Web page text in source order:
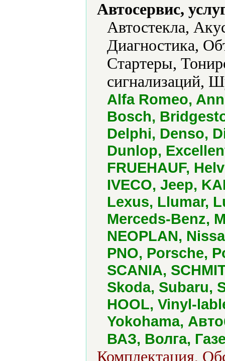
Автосервис,
Автостекла,
Диагностика,
Стартеры,
сигнализаций,
Alfa Romeo,
Bosch,
Delphi, Denso,
Dunlop,
FRUEHAUF,
IVECO, Jeep,
Lexus, Llumar,
Merceds-Benz,
NEOPLAN,
PNO, Porsche,
SCANIA,
Skoda, Subaru,
HOOL, Vinyl-
Yokohama,
ВАЗ, Волга,
Комплектация,